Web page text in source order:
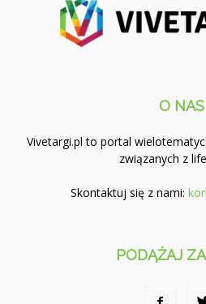
O NAS
Vivetargi.pl to portal
związanych z
Skontaktuj się z nami:
PODĄŻAJ